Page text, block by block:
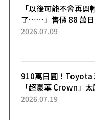
「以後可能不會再開
了……」售價 88 萬日
迷你輕型貨車」引發兩
了！...
2026.07.09
910萬日圓！Toyota
「超豪華 Crown」太
採用由「匠人技藝」打
2026.07.19